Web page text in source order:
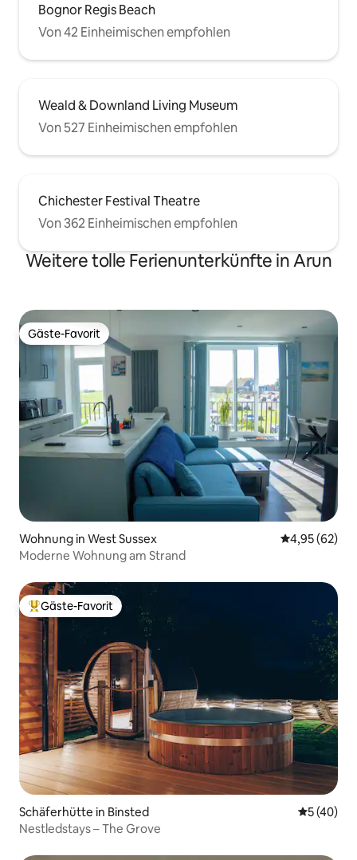
Bognor Regis Beach
Von 42 Einheimischen empfohlen
Weald & Downland Living Museum
Von 527 Einheimischen empfohlen
Chichester Festival Theatre
Von 362 Einheimischen empfohlen
Weitere tolle Ferienunterkünfte in Arun
Gäste-Favorit
Gäste-Favorit
Wohnung in West Sussex
4,95 (62)
Moderne Wohnung am Strand
Beliebter Gäste-Favorit.
Gäste-Favorit
Schäferhütte in Binsted
5 (40)
Nestledstays – The Grove